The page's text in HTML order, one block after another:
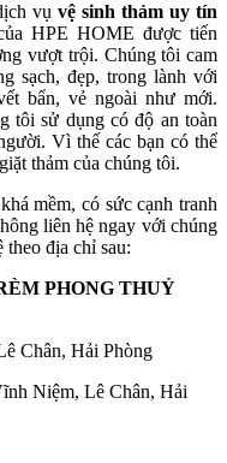
vụ vệ sinh thảm uy tín
HPE HOME được tiến
vượt trội. Chúng tôi cam
sạch, đẹp, trong lành với
bẩn, vẻ ngoài như mới.
tôi sử dụng có độ an toàn
Vì thế các bạn có thể
thảm của chúng tôi.
mềm, có sức cạnh tranh
liên hệ ngay với chúng
địa chỉ sau:
PHONG THUỶ
Chân, Hải Phòng
Niệm, Lê Chân, Hải